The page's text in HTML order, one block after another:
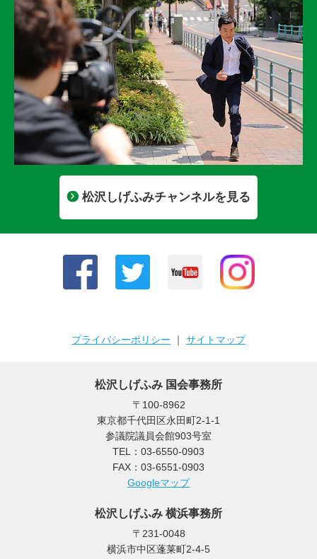
松沢しげふみチャンネルを見る
プライバシーポリシー ｜ サイトマップ
松沢しげふみ 国会事務所
〒100-8962
東京都千代田区永田町2-1-1
参議院議員会館903号室
TEL：03-6550-0903
FAX：03-6551-0903
Googleマップ
松沢しげふみ 横浜事務所
〒231-0048
横浜市中区蓬莱町2-4-5